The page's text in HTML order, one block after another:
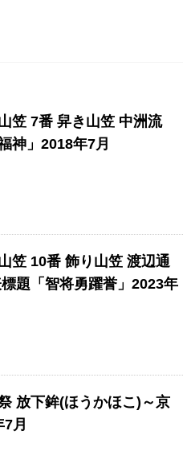
笠 7番 舁き山笠 中洲流
神」2018年7月
笠 10番 飾り山笠 渡辺通
題「智将勇躍誉」2023年
放下鉾(ほうかほこ)～京
月